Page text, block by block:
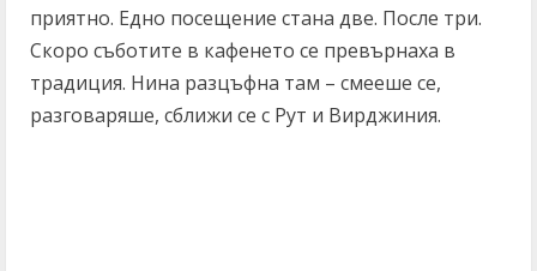
приятно. Едно посещение стана две. После три.
Скоро съботите в кафенето се превърнаха в
традиция. Нина разцъфна там – смееше се,
разговаряше, сближи се с Рут и Вирджиния.